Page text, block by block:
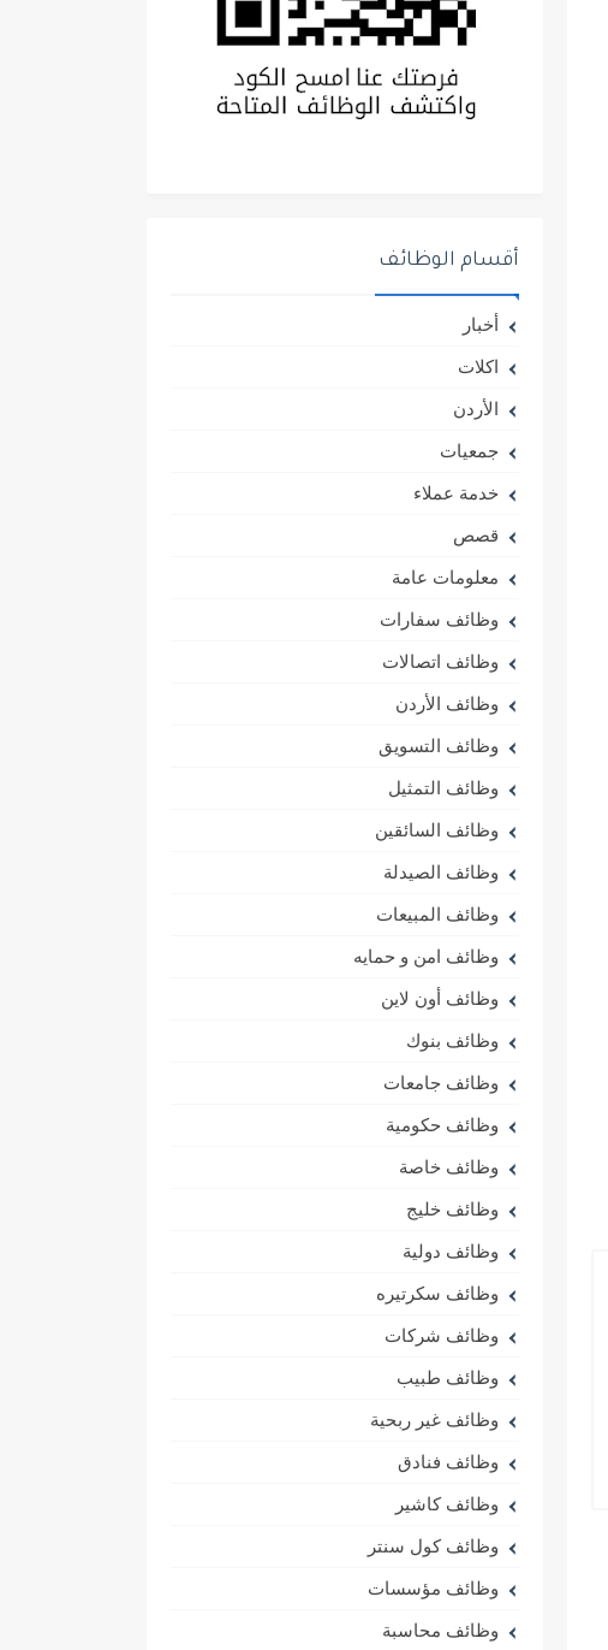
أقسام الوظائف
أخبار
اكلات
الأردن
جمعيات
خدمة عملاء
قصص
معلومات عامة
وظائف سفارات
وظائف اتصالات
وظائف الأردن
وظائف التسويق
وظائف التمثيل
وظائف السائقين
وظائف الصيدلة
وظائف المبيعات
وظائف امن و حمايه
وظائف أون لاين
وظائف بنوك
وظائف جامعات
وظائف حكومية
وظائف خاصة
وظائف خليج
وظائف دولية
وظائف سكرتيره
وظائف شركات
وظائف طبيب
وظائف غير ربحية
وظائف فنادق
وظائف كاشير
وظائف كول سنتر
وظائف مؤسسات
وظائف محاسبة